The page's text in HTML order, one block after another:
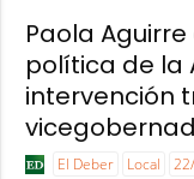
Paola
política de la
intervención
El Deber Local